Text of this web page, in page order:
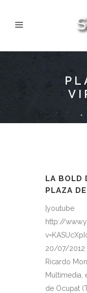
LA BOLD
PLAZA
[youtube
http://
20/07/2012
Ricardo
Multimedia,
de Ocupat